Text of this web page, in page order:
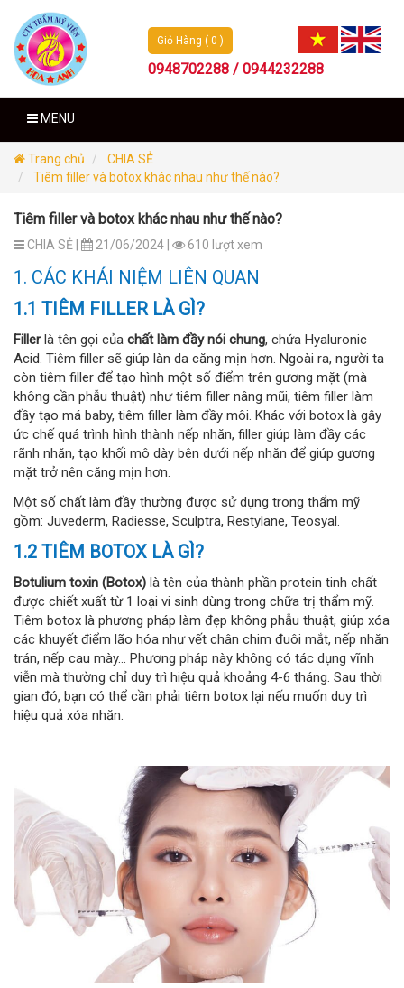
Giỏ Hàng ( 0 )
0948702288 / 0944232288
MENU
Trang chủ
CHIA SẺ
Tiêm filler và botox khác nhau như thế nào?
Tiêm filler và botox khác nhau như thế nào?
CHIA SẺ | 21/06/2024 | 610 lượt xem
1. CÁC KHÁI NIỆM LIÊN QUAN
1.1 TIÊM FILLER LÀ GÌ?
Fillerlà tên gọi của chất làm đầy nói chung, chứa Hyaluronic
Acid. Tiêm filler sẽ giúp làn da căng mịn hơn. Ngoài ra, người ta
còn tiêm filler để tạo hình một số điểm trên gương mặt (mà
không cần phẫu thuật) như tiêm filler nâng mũi, tiêm filler làm
đầy tạo má baby, tiêm filler làm đầy môi. Khác với botox là gây
ức chế quá trình hình thành nếp nhăn, filler giúp làm đầy các
rãnh nhăn, tạo khối mô dày bên dưới nếp nhăn để giúp gương
mặt trở nên căng mịn hơn.
Một số chất làm đầy thường được sử dụng trong thẩm mỹ
gồm: Juvederm, Radiesse, Sculptra, Restylane, Teosyal.
1.2 TIÊM BOTOX LÀ GÌ?
Botulium toxin (Botox) là tên của thành phần protein tinh chất
được chiết xuất từ 1 loại vi sinh dùng trong chữa trị thẩm mỹ.
Tiêm botox là phương pháp làm đẹp không phẫu thuật, giúp xóa
các khuyết điểm lão hóa như vết chân chim đuôi mắt, nếp nhăn
trán, nếp cau mày... Phương pháp này không có tác dụng vĩnh
viễn mà thường chỉ duy trì hiệu quả khoảng 4-6 tháng. Sau thời
gian đó, bạn có thể cần phải tiêm botox lại nếu muốn duy trì
hiệu quả xóa nhăn.